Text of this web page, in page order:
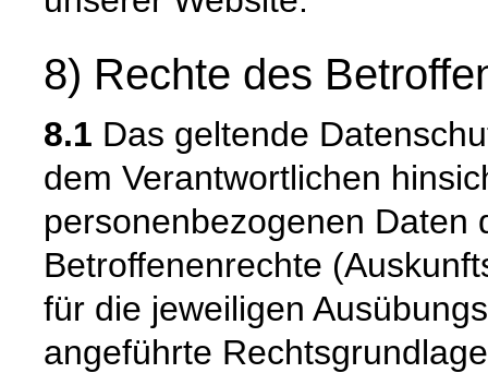
8) Rechte des
8.1 Das geltende
dem Verantwortlichen
personenbezogenen Daten
Betroffenenrechte
für die jeweiligen
angeführte